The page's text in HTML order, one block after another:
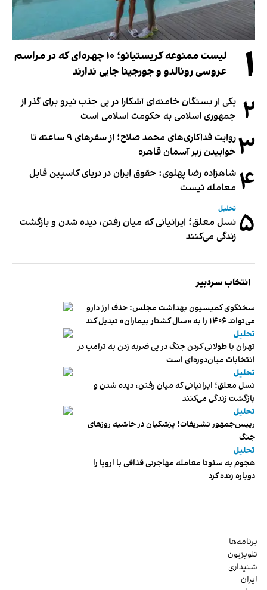
۱
لیست ممنوعه کریستیانو؛ ۱۰ چهره‌ای که در مراسم
عروسی رونالدو و جورجینا جایی ندارند
۲ یکی از بستگان خامنه‌ای آشکارا در پی جذب نیرو برای گذر از
جمهوری اسلامی به حکومت اسلامی است
۳
روایت فداکاری‌های محمد صلاح؛ از سفرهای ۹ ساعته تا
خوابیدن زیر آسمان قاهره
۴ شاهزاده رضا پهلوی: حقوق ایران در دریای کاسپین قابل
معامله نیست
۵ تحلیل
نسل معلق؛ ایرانیانی که میان رفتن، دیده شدن و بازگشت
زندگی می‌کنند
انتخاب سردبیر
سخنگوی کمیسیون بهداشت مجلس: حذف ارز دارو
می‌تواند ۱۴۰۶ را به «سال کشتار بیماران» تبدیل کند
تحلیل
تهران با طولانی کردن جنگ در پی ضربه زدن به ترامپ در
انتخابات میان‌دوره‌ای است
تحلیل
نسل معلق؛ ایرانیانی که میان رفتن، دیده شدن و
بازگشت زندگی می‌کنند
تحلیل
رییس‌جمهور تشریفات؛ پزشکیان در حاشیه روزهای
جنگ
تحلیل
هجوم به سئوتا معامله مهاجرتی قذافی با اروپا را
دوباره زنده کرد
برنامه‌ها
تلویزیون
شنیداری
ایران